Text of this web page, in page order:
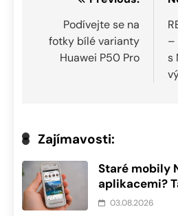
příspěvek
Podívejte se na
fotky bílé varianty
Huawei P50 Pro
–
s
Zajímavosti:
Staré mobily
aplikacemi?
03.08.2026